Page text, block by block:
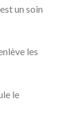
est un soin
les
le